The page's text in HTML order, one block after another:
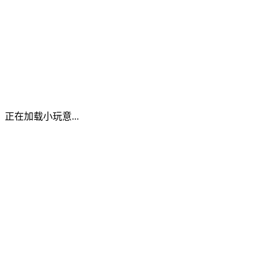
正在加载小玩意...